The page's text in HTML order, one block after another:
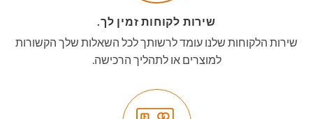
שירות לקוחות זמין לך.
שירות הלקוחות שלנו עומד לרשותך לכל השאלות שלך הקשורות
למוצרים או לתהליך הרכישה.